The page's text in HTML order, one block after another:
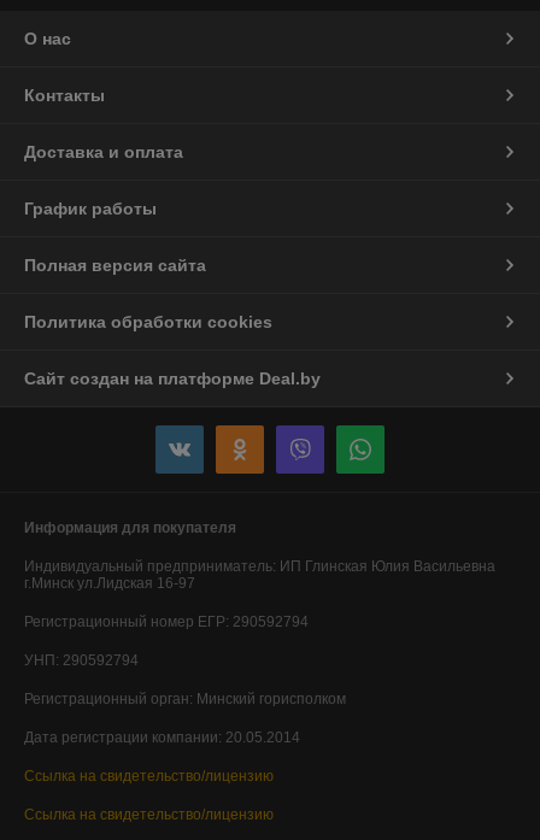
О нас
Контакты
Доставка и оплата
График работы
Полная версия сайта
Политика обработки cookies
Сайт создан на платформе Deal.by
Информация для покупателя
Индивидуальный предприниматель: ИП Глинская Юлия Васильевна
г.Минск ул.Лидская 16-97
Регистрационный номер ЕГР: 290592794
УНП: 290592794
Регистрационный орган: Минский горисполком
Дата регистрации компании: 20.05.2014
Ссылка на свидетельство/лицензию
Ссылка на свидетельство/лицензию